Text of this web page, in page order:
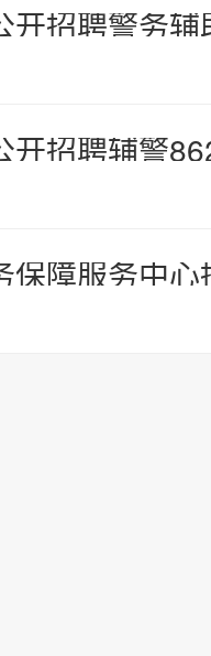
招聘警务
开招聘辅警
障服务中